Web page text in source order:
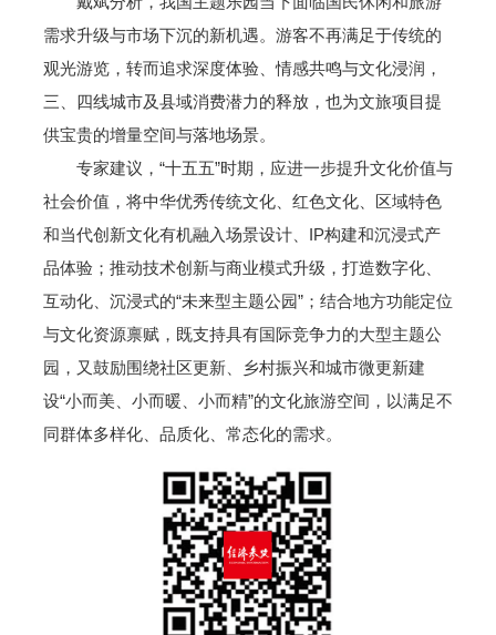
需求升级与市场下沉的新机遇。游客不再满足于传统的
观光游览，转而追求深度体验、情感共鸣与文化浸润，
三、四线城市及县域消费潜力的释放，也为文旅项目提
供宝贵的增量空间与落地场景。
专家建议，“十五五”时期，应进一步提升文化价值与
社会价值，将中华优秀传统文化、红色文化、区域特色
和当代创新文化有机融入场景设计、IP构建和沉浸式产
品体验；推动技术创新与商业模式升级，打造数字化、
互动化、沉浸式的“未来型主题公园”；结合地方功能定位
与文化资源禀赋，既支持具有国际竞争力的大型主题公
园，又鼓励围绕社区更新、乡村振兴和城市微更新建
设“小而美、小而暖、小而精”的文化旅游空间，以满足不
同群体多样化、品质化、常态化的需求。